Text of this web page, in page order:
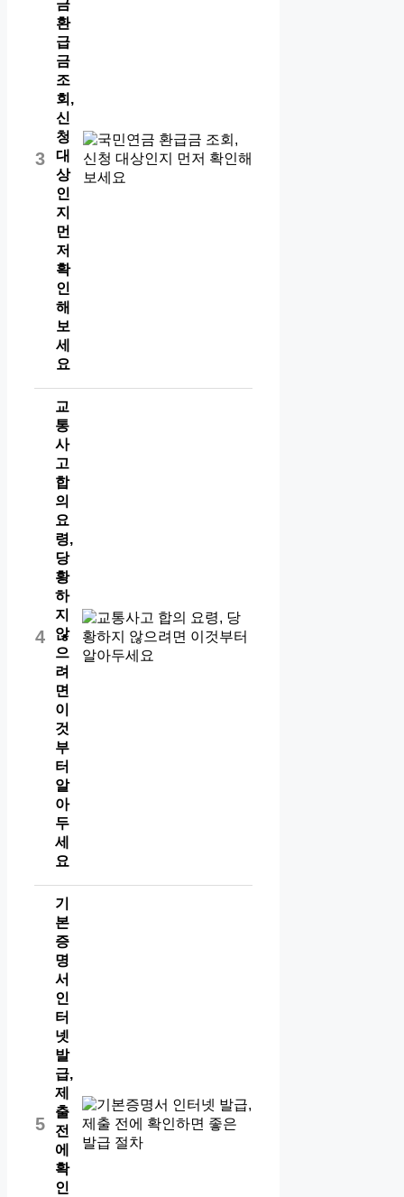
3
금
환
급
금
조
회,
신
청
대
상
인
지
먼
저
확
인
해
보
세
요
4
교
통
사
고
합
의
요
령,
당
황
하
지
않
으
려
면
이
것
부
터
알
아
두
세
요
5
기
본
증
명
서
인
터
넷
발
급,
제
출
전
에
확
인